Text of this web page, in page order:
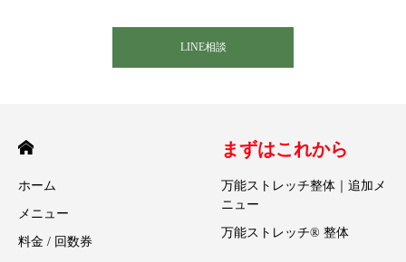
LINE相談
ホーム
メニュー
料金 / 回数券
まずはこれから
万能ストレッチ整体｜追加メ
ニュー
万能ストレッチ® 整体